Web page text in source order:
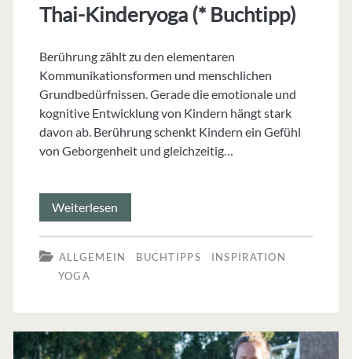
Thai-Kinderyoga (* Buchtipp)
Berührung zählt zu den elementaren
Kommunikationsformen und menschlichen
Grundbedürfnissen. Gerade die emotionale und
kognitive Entwicklung von Kindern hängt stark
davon ab. Berührung schenkt Kindern ein Gefühl
von Geborgenheit und gleichzeitig…
Weiterlesen
Kinderyoga
(*
ALLGEMEIN BUCHTIPPS
INSPIRATION
YOGA